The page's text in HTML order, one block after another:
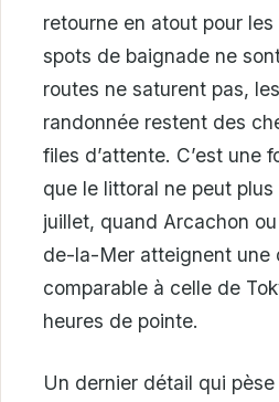
retourne en atout pour
spots de baignade ne
routes ne saturent pas,
randonnée restent des
files d’attente. C’est une
que le littoral ne peut
juillet, quand Arcachon
de-la-Mer atteignent une
comparable à celle de
heures de pointe.
Un dernier détail qui